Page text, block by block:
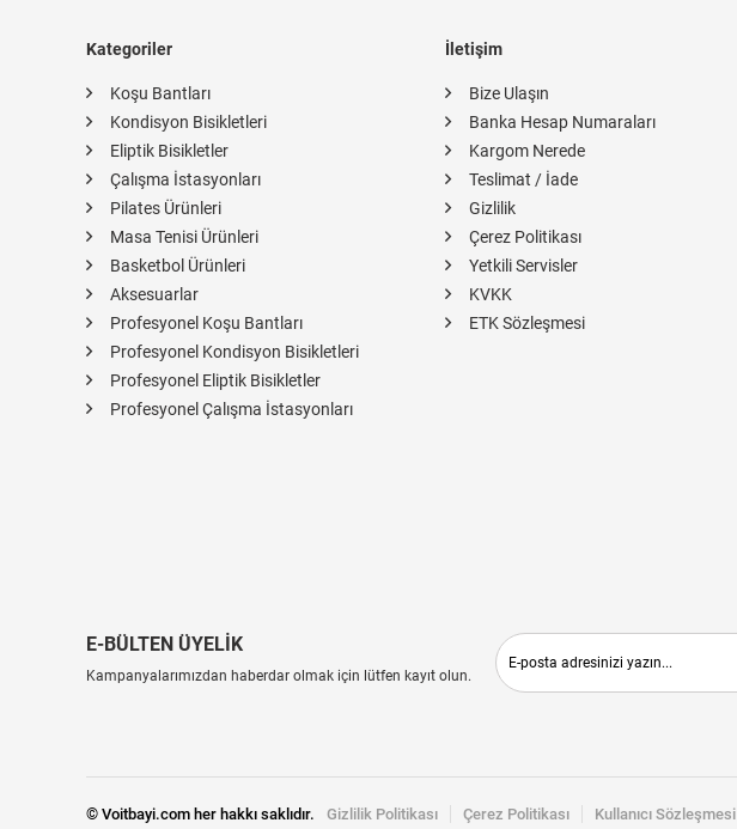
Kategoriler
Koşu Bantları
Kondisyon Bisikletleri
Eliptik Bisikletler
Çalışma İstasyonları
Pilates Ürünleri
Masa Tenisi Ürünleri
Basketbol Ürünleri
Aksesuarlar
Profesyonel Koşu Bantları
Profesyonel Kondisyon Bisikletleri
Profesyonel Eliptik Bisikletler
Profesyonel Çalışma İstasyonları
İletişim
Bize Ulaşın
Banka Hesap Numaraları
Kargom Nerede
Teslimat / İade
Gizlilik
Çerez Politikası
Yetkili Servisler
KVKK
ETK Sözleşmesi
E-BÜLTEN ÜYELİK
Kampanyalarımızdan haberdar olmak için lütfen kayıt olun.
© Voitbayi.com her hakkı saklıdır. Gizlilik Politikası Çerez Politikası Kullanıcı Sözleşmesi